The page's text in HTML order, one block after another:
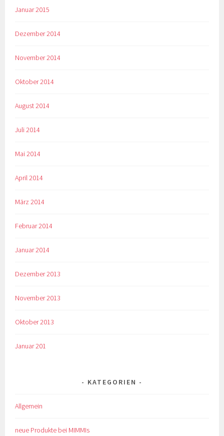
Januar 2015
Dezember 2014
November 2014
Oktober 2014
August 2014
Juli 2014
Mai 2014
April 2014
März 2014
Februar 2014
Januar 2014
Dezember 2013
November 2013
Oktober 2013
Januar 201
KATEGORIEN
Allgemein
neue Produkte bei MIMMIs